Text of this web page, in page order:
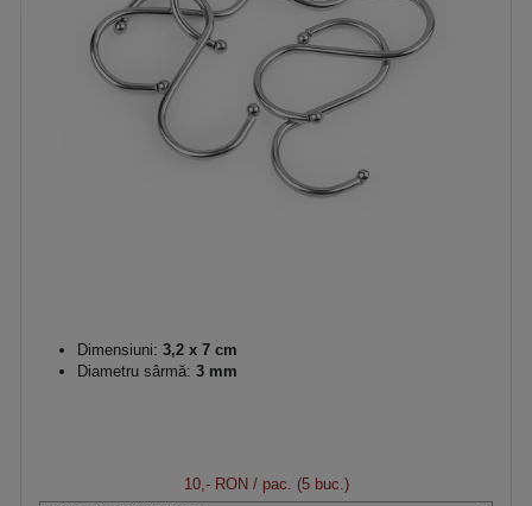
Dimensiuni: 3,2 x 7 cm
Diametru sârmă: 3 mm
10,- RON / pac. (5 buc.)